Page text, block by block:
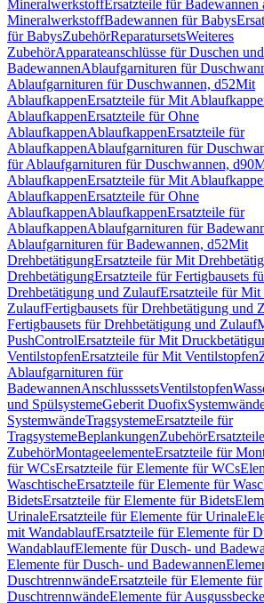
MineralwerkstoffErsatzteile für Badewannen
MineralwerkstoffBadewannen für Babys
für BabysZubehörReparatursetsWeiteres
ZubehörApparateanschlüsse für Duschen und
BadewannenAblaufgarnituren für
Ablaufgarnituren für Duschwannen, d52Mit
AblaufkappenErsatzteile für Mit
AblaufkappenErsatzteile für Ohne
AblaufkappenAblaufkappenErsatzteile für
AblaufkappenAblaufgarnituren für
für Ablaufgarnituren für Duschwannen, d90
AblaufkappenErsatzteile für Mit
AblaufkappenErsatzteile für Ohne
AblaufkappenAblaufkappenErsatzteile für
AblaufkappenAblaufgarnituren für
Ablaufgarnituren für Badewannen, d52Mit
DrehbetätigungErsatzteile für Mit
DrehbetätigungErsatzteile für Fertigbausets
Drehbetätigung und ZulaufErsatzteile für Mit
ZulaufFertigbausets für Drehbetätigung und
Fertigbausets für Drehbetätigung und Zulauf
PushControlErsatzteile für Mit
VentilstopfenErsatzteile für Mit Ventilstopfen
Ablaufgarnituren für
BadewannenAnschlusssetsVentilstopfen
und SpülsystemeGeberit Duofix
SystemwändeTragsystemeErsatzteile für
TragsystemeBeplankungenZubehör
ZubehörMontageelementeErsatzteile für
für WCsErsatzteile für Elemente für WCs
WaschtischeErsatzteile für Elemente für
BidetsErsatzteile für Elemente für Bidets
UrinaleErsatzteile für Elemente für Urinale
mit WandablaufErsatzteile für Elemente für
WandablaufElemente für Dusch- und
Elemente für Dusch- und Badewannen
DuschtrennwändeErsatzteile für Elemente für
DuschtrennwändeElemente für